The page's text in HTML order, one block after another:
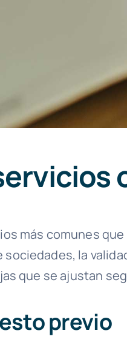
más comunes
la
que se ajustan
previo